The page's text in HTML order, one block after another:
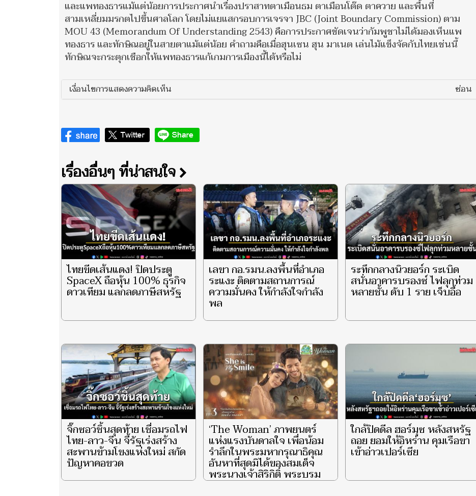
และแพทองธารแม้แต่น้อยการประกาศนำเรื่องปราสาทตาเมือนธม ตาเมือนโต๊ด ตาควาย และพื้นที่
สามเหลี่ยมมรกตไปขึ้นศาลโลก โดยไม่แยแสกรอบการเจรจา JBC (Joint Boundary Commission) ตาม
MOU 43 (Memorandum Of Understanding 2543) คือการประกาศชัดเจนว่ากัมพูชาไม่ได้มองเห็นแพ
ทองธาร และทักษิณอยู่ในสายตาแม้แต่น้อย คำถามคือเมื่อฮุนเซน ฮุน มาเนต เล่นไม้แข็งจัดกับไทยเช่นนี้
ทักษิณจะกระตุกเชือกให้แพทองธารแก้เกมการเมืองนี้ได้หรือไม่
เงื่อนไขการแสดงความคิดเห็น ซ่อน
เรื่องอื่นๆ ที่น่าสนใจ
ไทยขีดเส้นแดง! ปิดประตู
SpaceX ถือหุ้น 100% ธุรกิจ
ดาวเทียม แลกลดภาษีสหรัฐ
เลขา กอ.รมน.ลงพื้นที่อำเภอ
ระแงะ ติดตามสถานการณ์
ความมั่นคง ให้กำลังใจกำลัง
พล
ระทึกกลางนิวยอร์ก ระเบิด
สนั่นอาคารบรองซ์ ไฟลุกท่วม
หลายชั้น ดับ 1 ราย เจ็บอื้อ
จิ๊กซอว์ชิ้นสุดท้าย เชื่อมรถไฟ
ไทย-ลาว-จีน จี้รัฐเร่งสร้าง
สะพานข้ามโขงแห่งใหม่ สกัด
ปัญหาคอขวด
‘The Woman’ ภาพยนตร์
แห่งแรงบันดาลใจ เพื่อน้อม
รำลึกในพระมหากรุณาธิคุณ
อันหาที่สุดมิได้ของสมเด็จ
พระนางเจ้าสิริกิติ์ พระบรม
ราชินีนาถ พระบรมราชชนนี
ใกล้ปิดดีล ฮอร์มุซ หลังสหรัฐ
ถอย ยอมให้อิหร่าน คุมเรือขา
เข้าอ่าวเปอร์เซีย